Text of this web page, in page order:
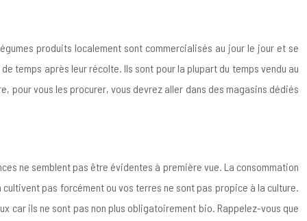
produits localement sont commercialisés au jour le jour et se
temps après leur récolte. Ils sont pour la plupart du temps vendu au
pour vous les procurer, vous devrez aller dans des magasins dédiés
ne semblent pas être évidentes à première vue. La consommation
pas forcément ou vos terres ne sont pas propice à la culture.
car ils ne sont pas non plus obligatoirement bio. Rappelez-vous que